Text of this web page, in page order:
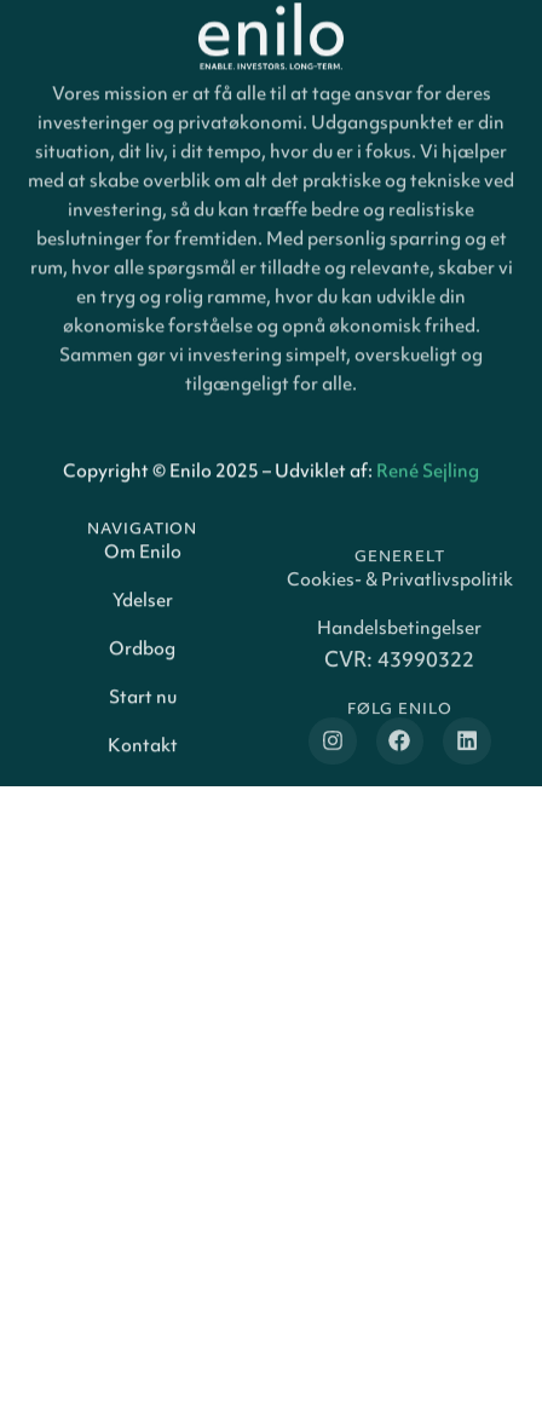
Vores mission er at få alle til at tage ansvar for deres
investeringer og privatøkonomi. Udgangspunktet er din
situation, dit liv, i dit tempo, hvor du er i fokus. Vi hjælper
med at skabe overblik om alt det praktiske og tekniske ved
investering, så du kan træffe bedre og realistiske
beslutninger for fremtiden. Med personlig sparring og et
rum, hvor alle spørgsmål er tilladte og relevante, skaber vi
en tryg og rolig ramme, hvor du kan udvikle din
økonomiske forståelse og opnå økonomisk frihed.
Sammen gør vi investering simpelt, overskueligt og
tilgængeligt for alle.
Copyright © Enilo 2025 – Udviklet af: René Sejling
Om Enilo
Handelsbetingelser
CVR: 43990322
FØLG ENILO